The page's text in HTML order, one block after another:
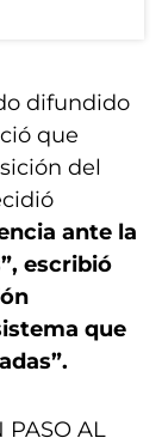
difundido
que
del
ante la
escribió
que
PASO AL